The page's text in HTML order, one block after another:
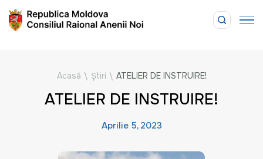
Acasă \ Știri \ ATELIER DE INSTRUIRE!
ATELIER DE INSTRUIRE!
Aprilie 5, 2023